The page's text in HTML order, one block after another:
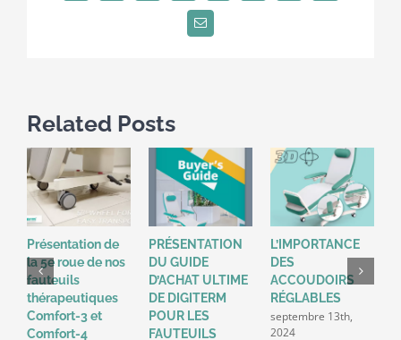
Email
Related Posts
Présentation de
la 5e roue de nos
fauteuils
thérapeutiques
Comfort-3 et
Comfort-4
PRÉSENTATION
DU GUIDE
D’ACHAT ULTIME
DE DIGITERM
POUR LES
FAUTEUILS
L’IMPORTANCE
DES
ACCOUDOIRS
RÉGLABLES
septembre 13th,
2024